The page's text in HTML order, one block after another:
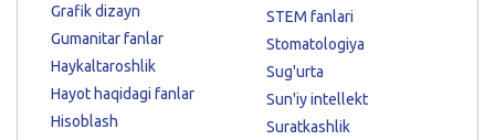
Grafik dizayn
Gumanitar fanlar
Haykaltaroshlik
Hayot haqidagi fanlar
Hisoblash
STEM fanlari
Stomatologiya
Sug'urta
Sun'iy intellekt
Suratkashlik